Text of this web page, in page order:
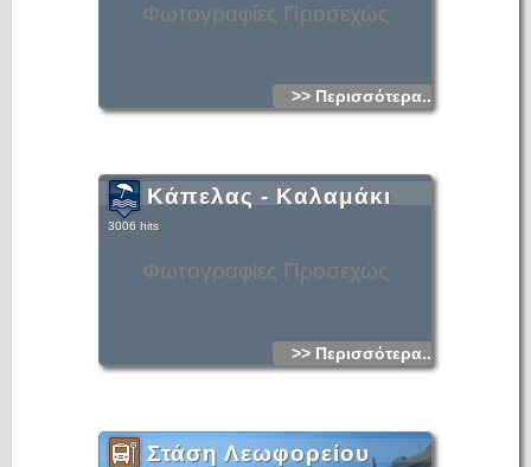
Φωτογραφίες Προσεχώς
>> Περισσότερα...
Φωτογραφίες Προσεχώς
Κάπελας - Καλαμάκι
3006 hits
>> Περισσότερα...
Στάση Λεωφορείου